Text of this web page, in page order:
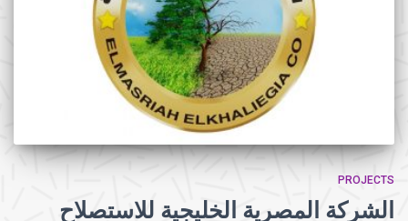
PROJECTS
الشركة المصرية الخليجية للاستصلاح